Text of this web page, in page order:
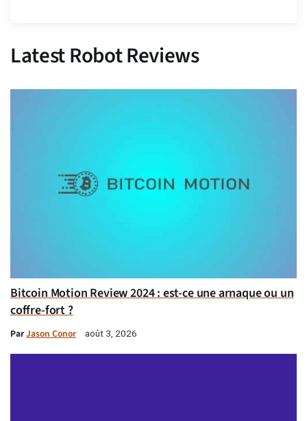
Latest Robot Reviews
Bitcoin Motion Review 2024 : est-ce une arnaque ou un
coffre-fort ?
ParJason Conor août 3, 2026